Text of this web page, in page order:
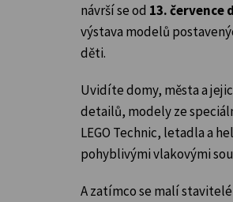
návrší se od 13. července
výstava modelů
děti.
Uvidíte domy, města a
detailů, modely ze
LEGO Technic, letadla a
pohyblivými vlakovými
A zatímco se malí